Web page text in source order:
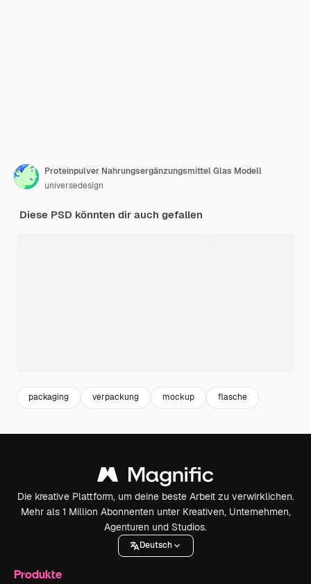
Proteinpulver Nahrungsergänzungsmittel Glas Modell
universedesign
Diese PSD könnten dir auch gefallen
packaging verpackung mockup flasche
Die kreative Plattform, um deine beste Arbeit zu verwirklichen.
Mehr als 1 Million Abonnenten unter Kreativen, Unternehmen,
Agenturen und Studios.
Deutsch
Produkte